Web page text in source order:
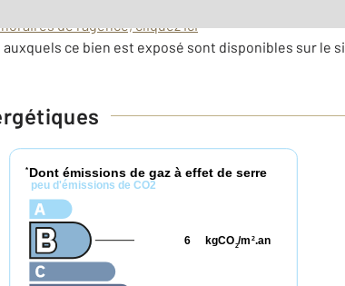
de l'agence, cliquez ici
ce bien est exposé sont disponibles sur le
* Dont émissions de gaz à effet de serre
peu d'émissions de CO2
kgCO2/m 2.an
6